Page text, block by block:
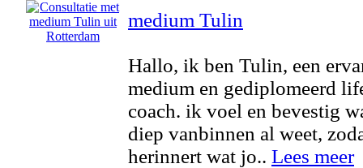
medium Tulin
Hallo, ik ben Tulin, een
medium en gediplomeerd
coach. ik voel en bevestig
diep vanbinnen al weet,
herinnert wat jo.. Lees meer